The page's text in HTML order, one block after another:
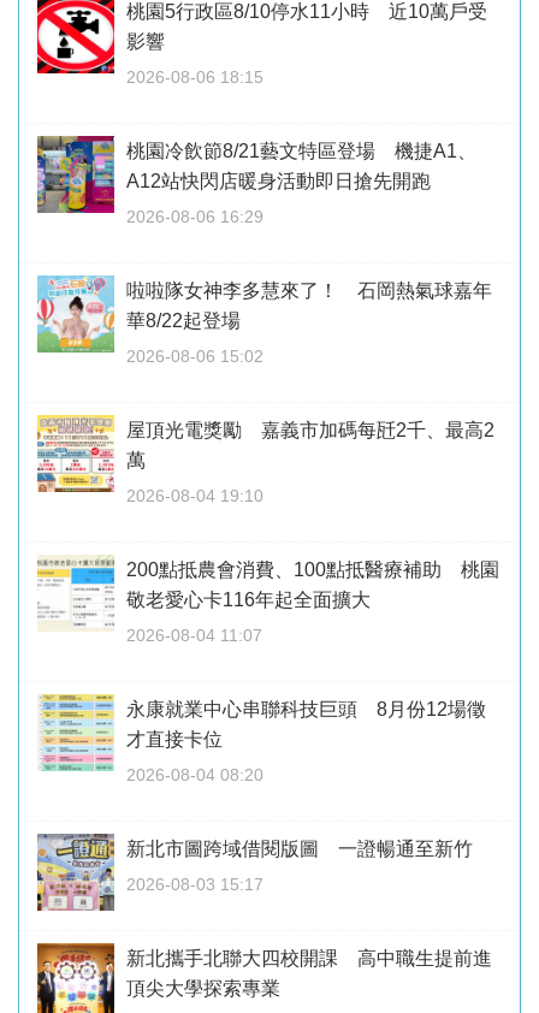
桃園5行政區8/10停水11小時 近10萬戶受
影響
2026-08-06 18:15
桃園冷飲節8/21藝文特區登場 機捷A1、
A12站快閃店暖身活動即日搶先開跑
2026-08-06 16:29
啦啦隊女神李多慧來了！ 石岡熱氣球嘉年
華8/22起登場
2026-08-06 15:02
屋頂光電獎勵 嘉義市加碼每瓩2千、最高2
萬
2026-08-04 19:10
200點抵農會消費、100點抵醫療補助 桃園
敬老愛心卡116年起全面擴大
2026-08-04 11:07
永康就業中心串聯科技巨頭 8月份12場徵
才直接卡位
2026-08-04 08:20
新北市圖跨域借閱版圖 一證暢通至新竹
2026-08-03 15:17
新北攜手北聯大四校開課 高中職生提前進
頂尖大學探索專業